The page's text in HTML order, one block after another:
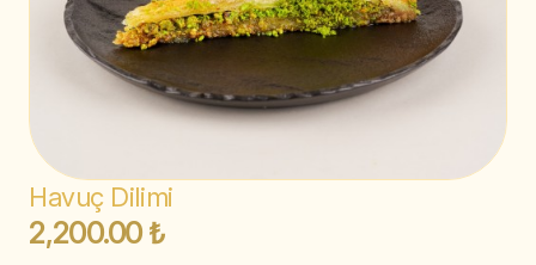
Havuç Dilimi
2,200.00 ₺